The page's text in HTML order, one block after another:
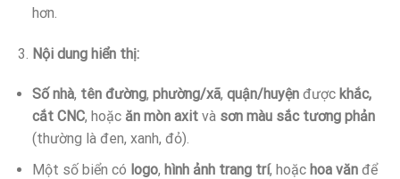
hơn.
Nội dung hiển thị:
Số nhà, tên đường, phường/xã, quận/huyệnđược khắc,
cắt CNC, hoặc ăn mòn axitvà sơn màu sắc tương phản
(thường là đen, xanh, đỏ).
Một số biển có logo, hình ảnh trang trí, hoặc hoa vănđể